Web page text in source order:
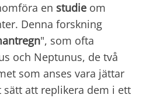
en studie om
Denna forskning
", som ofta
och Neptunus, de två
som anses vara jättar
sätt att replikera dem i ett